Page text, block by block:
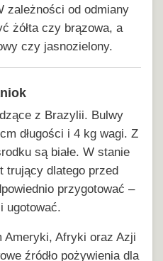
zależności od odmiany
żółta czy brązowa, a
czy jasnozielony.
z Brazylii. Bulwy
długości i 4 kg wagi. Z
są białe. W stanie
trujący dlatego przed
przygotować –
ugotować.
Ameryki, Afryki oraz Azji
źródło pożywienia dla